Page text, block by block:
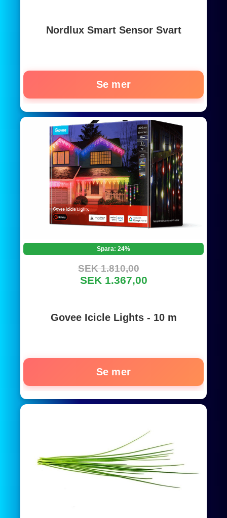
Nordlux Smart Sensor Svart
Se mer
Spara: 24%
SEK 1.810,00
SEK 1.367,00
Govee Icicle Lights - 10 m
Se mer